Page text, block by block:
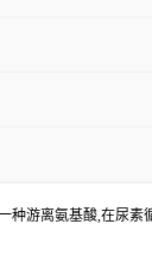
种游离氨基酸,在尿